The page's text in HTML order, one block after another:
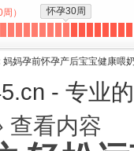
） 怀孕30周
妈妈孕前怀孕产后宝宝健康喂
- 专业
查看内容